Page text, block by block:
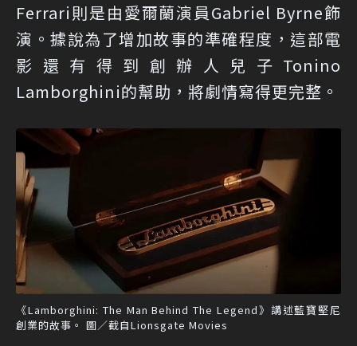
Ferrari則是由愛爾蘭演員Gabriel Byrne飾
演。據說為了增加故事的準確程度，這部電
影還有得到創辦人兒子Tonino
Lamborghini的幫助，將劇情寫得更完整。
《Lamborghini: The Man Behind The Legend》講述藍寶堅尼
創業的故事。 圖／截自Lionsgate Movies